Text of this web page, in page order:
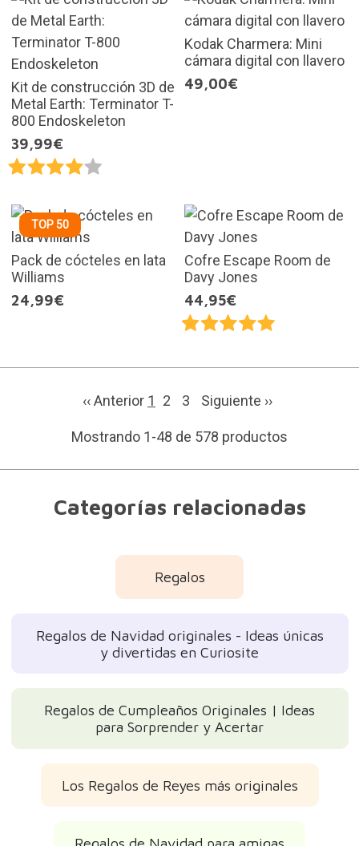
Kit de construcción 3D de
Metal Earth: Terminator T-
800 Endoskeleton
39,99€
Kodak Charmera: Mini
cámara digital con llavero
49,00€
TOP 50
Pack de cócteles en lata
Williams
24,99€
Cofre Escape Room de
Davy Jones
44,95€
‹‹ Anterior 1 2 3 Siguiente ››
Mostrando 1-48 de 578 productos
Categorías relacionadas
Regalos
Regalos de Navidad originales - Ideas únicas
y divertidas en Curiosite
Regalos de Cumpleaños Originales | Ideas
para Sorprender y Acertar
Los Regalos de Reyes más originales